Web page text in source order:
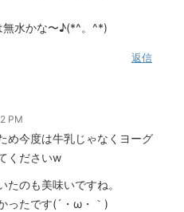
無水かな〜♪(*^。^*)
返信
PM
め今度は牛乳じゃなくヨーグ
くださいw
たのも美味いですね。
ったです(´・ω・｀)